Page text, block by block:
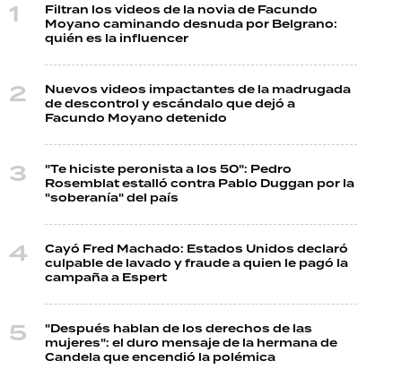
Filtran los videos de la novia de Facundo
Moyano caminando desnuda por Belgrano:
quién es la influencer
Nuevos videos impactantes de la madrugada
de descontrol y escándalo que dejó a
Facundo Moyano detenido
"Te hiciste peronista a los 50": Pedro
Rosemblat estalló contra Pablo Duggan por la
"soberanía" del país
Cayó Fred Machado: Estados Unidos declaró
culpable de lavado y fraude a quien le pagó la
campaña a Espert
"Después hablan de los derechos de las
mujeres": el duro mensaje de la hermana de
Candela que encendió la polémica